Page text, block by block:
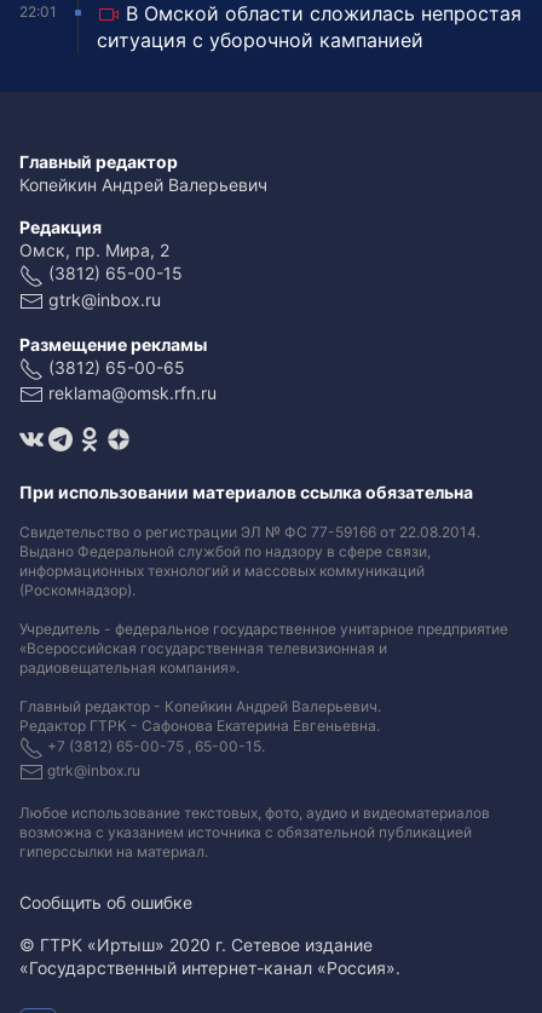
22:01
В Омской области сложилась непростая
ситуация с уборочной кампанией
Главный редактор
Копейкин Андрей Валерьевич
Редакция
Омск, пр. Мира, 2
(3812) 65-00-15
gtrk@inbox.ru
Размещение рекламы
(3812) 65-00-65
reklama@omsk.rfn.ru
При использовании материалов ссылка обязательна
Свидетельство о регистрации ЭЛ № ФС 77-59166 от 22.08.2014.
Выдано Федеральной службой по надзору в сфере связи,
информационных технологий и массовых коммуникаций
(Роскомнадзор).
Учредитель - федеральное государственное унитарное предприятие
«Всероссийская государственная телевизионная и
радиовещательная компания».
Главный редактор - Копейкин Андрей Валерьевич.
Редактор ГТРК - Сафонова Екатерина Евгеньевна.
+7 (3812) 65-00-75 , 65-00-15.
gtrk@inbox.ru
Любое использование текстовых, фото, аудио и видеоматериалов
возможна с указанием источника с обязательной публикацией
гиперссылки на материал.
Сообщить об ошибке
© ГТРК «Иртыш» 2020 г. Сетевое издание
«Государственный интернет-канал «Россия».